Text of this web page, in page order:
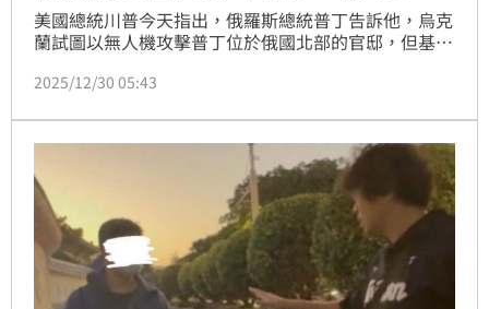
美國總統川普今天指出，俄羅斯總統普丁告訴他，烏克
蘭試圖以無人機攻擊普丁位於俄國北部的官邸，但基輔
2025/12/30 05:43